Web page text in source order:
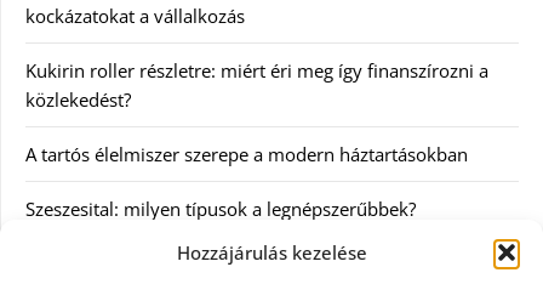
Hozzájárulás kezelése
kockázatokat a vállalkozás
Kukirin roller részletre: miért éri meg így finanszírozni a
közlekedést?
A tartós élelmiszer szerepe a modern háztartásokban
Szeszesital: milyen típusok a legnépszerűbbek?